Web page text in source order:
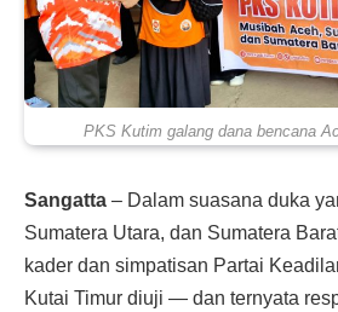
PKS Kutim galang dana bencana
Sangatta – Dalam suasana duka
Sumatera Utara, dan Sumatera
kader dan simpatisan Partai
Kutai Timur diuji — dan ternyata